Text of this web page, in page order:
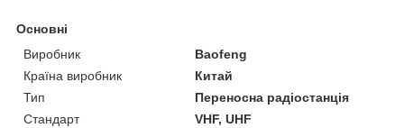
Основні
Виробник
Baofeng
Країна виробник
Китай
Тип
Переносна радіостанція
Стандарт
VHF, UHF